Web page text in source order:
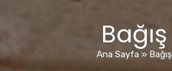
Bağış
Ana Sayfa » Bağış